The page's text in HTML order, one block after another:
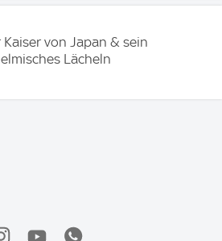
Kaiser von Japan & sein
Lächeln